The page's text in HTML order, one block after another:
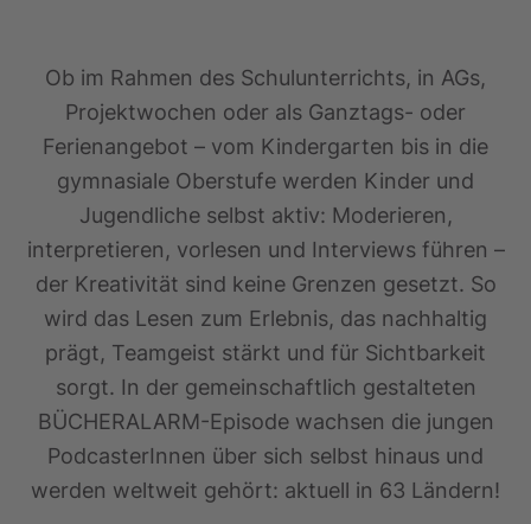
Ob im Rahmen des Schulunterrichts, in AGs,
Projektwochen oder als Ganztags- oder
Ferienangebot – vom Kindergarten bis in die
gymnasiale Oberstufe werden Kinder und
Jugendliche selbst aktiv: Moderieren,
interpretieren, vorlesen und Interviews führen –
der Kreativität sind keine Grenzen gesetzt. So
wird das Lesen zum Erlebnis, das nachhaltig
prägt, Teamgeist stärkt und für Sichtbarkeit
sorgt. In der gemeinschaftlich gestalteten
BÜCHERALARM-Episode wachsen die jungen
PodcasterInnen über sich selbst hinaus und
werden weltweit gehört: aktuell in 63 Ländern!